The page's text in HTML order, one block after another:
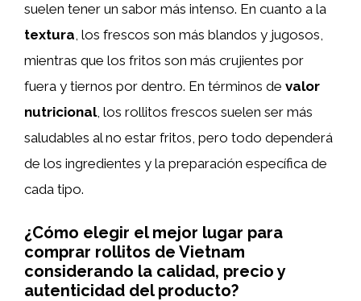
suelen tener un sabor más intenso. En cuanto a la
textura, los frescos son más blandos y jugosos,
mientras que los fritos son más crujientes por
fuera y tiernos por dentro. En términos de valor
nutricional, los rollitos frescos suelen ser más
saludables al no estar fritos, pero todo dependerá
de los ingredientes y la preparación específica de
cada tipo.
¿Cómo elegir el mejor lugar para
comprar rollitos de Vietnam
considerando la calidad, precio y
autenticidad del producto?